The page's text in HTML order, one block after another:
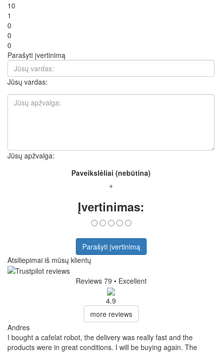
10
1
0
0
0
Parašyti įvertinimą
Jūsų vardas:
Jūsų apžvalga:
Paveikslėliai (nebūtina)
+
Įvertinimas:
Parašyti įvertinimą
Atsiliepimai iš mūsų klientų
Reviews 79 • Excellent
4.9
more reviews
Andres
I bought a cafelat robot, the delivery was really fast and the
products were in great conditions. I will be buying again. The